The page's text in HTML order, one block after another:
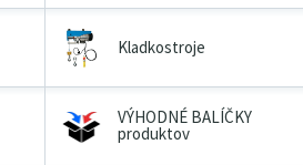
Kladkostroje
VÝHODNÉ BALÍČKY
produktov